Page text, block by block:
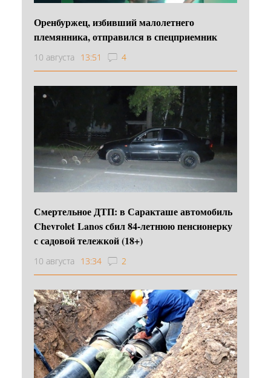
Оренбуржец, избивший малолетнего
племянника, отправился в спецприемник
10 августа 13:51 4
Смертельное ДТП: в Саракташе автомобиль
Chevrolet Lanos сбил 84-летнюю пенсионерку
с садовой тележкой (18+)
10 августа 13:34 2